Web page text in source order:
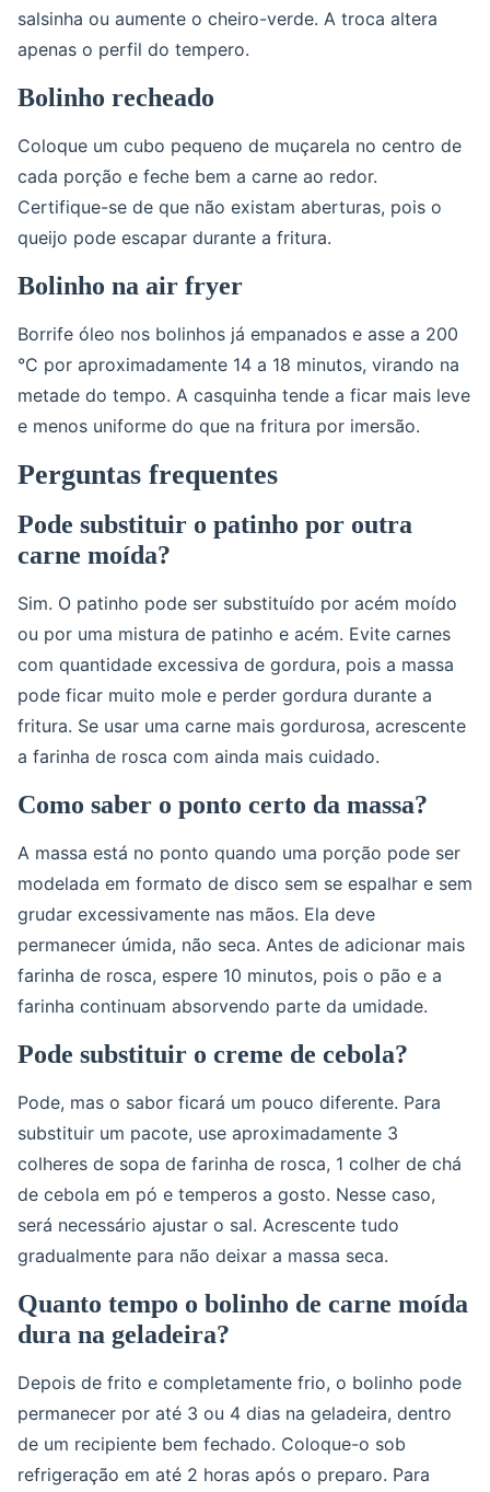
salsinha ou aumente o cheiro-verde. A troca altera
apenas o perfil do tempero.
Bolinho recheado
Coloque um cubo pequeno de muçarela no centro de
cada porção e feche bem a carne ao redor.
Certifique-se de que não existam aberturas, pois o
queijo pode escapar durante a fritura.
Bolinho na air fryer
Borrife óleo nos bolinhos já empanados e asse a 200
°C por aproximadamente 14 a 18 minutos, virando na
metade do tempo. A casquinha tende a ficar mais leve
e menos uniforme do que na fritura por imersão.
Perguntas frequentes
Pode substituir o patinho por outra
carne moída?
Sim. O patinho pode ser substituído por acém moído
ou por uma mistura de patinho e acém. Evite carnes
com quantidade excessiva de gordura, pois a massa
pode ficar muito mole e perder gordura durante a
fritura. Se usar uma carne mais gordurosa, acrescente
a farinha de rosca com ainda mais cuidado.
Como saber o ponto certo da massa?
A massa está no ponto quando uma porção pode ser
modelada em formato de disco sem se espalhar e sem
grudar excessivamente nas mãos. Ela deve
permanecer úmida, não seca. Antes de adicionar mais
farinha de rosca, espere 10 minutos, pois o pão e a
farinha continuam absorvendo parte da umidade.
Pode substituir o creme de cebola?
Pode, mas o sabor ficará um pouco diferente. Para
substituir um pacote, use aproximadamente 3
colheres de sopa de farinha de rosca, 1 colher de chá
de cebola em pó e temperos a gosto. Nesse caso,
será necessário ajustar o sal. Acrescente tudo
gradualmente para não deixar a massa seca.
Quanto tempo o bolinho de carne moída
dura na geladeira?
Depois de frito e completamente frio, o bolinho pode
permanecer por até 3 ou 4 dias na geladeira, dentro
de um recipiente bem fechado. Coloque-o sob
refrigeração em até 2 horas após o preparo. Para